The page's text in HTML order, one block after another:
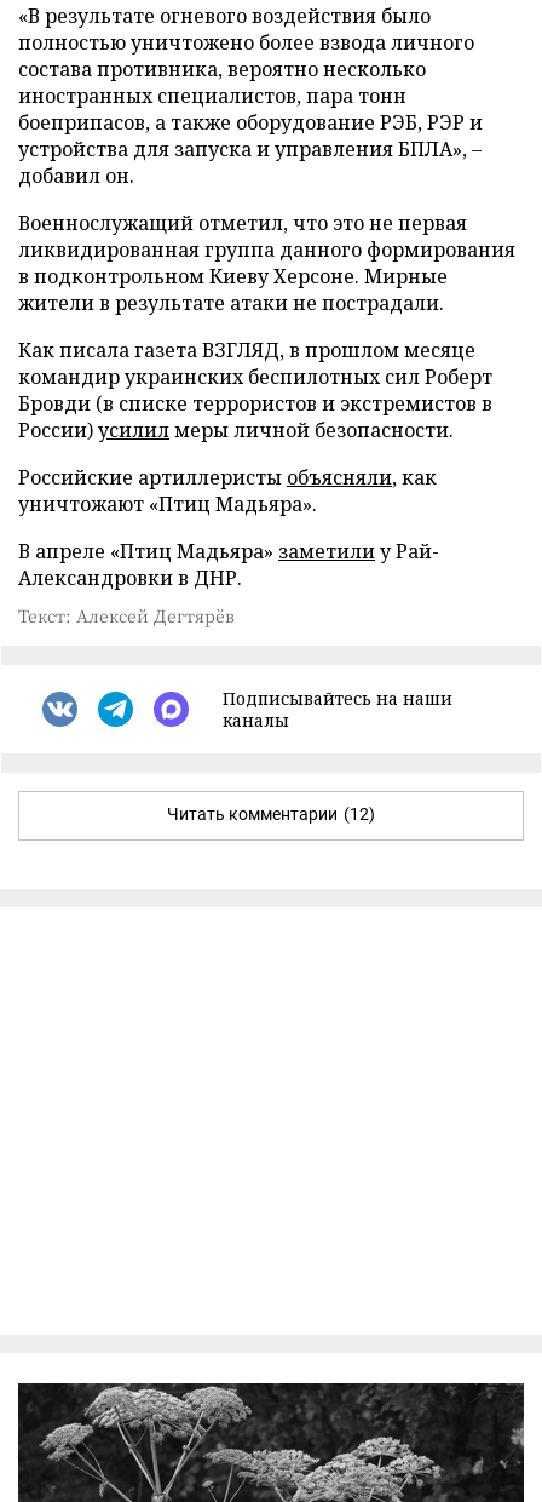
«В результате огневого воздействия было
полностью уничтожено более взвода личного
состава противника, вероятно несколько
иностранных специалистов, пара тонн
боеприпасов, а также оборудование РЭБ, РЭР и
устройства для запуска и управления БПЛА», –
добавил он.
Военнослужащий отметил, что это не первая
ликвидированная группа данного формирования
в подконтрольном Киеву Херсоне. Мирные
жители в результате атаки не пострадали.
Как писала газета ВЗГЛЯД, в прошлом месяце
командир украинских беспилотных сил Роберт
Бровди (в списке террористов и экстремистов в
России)усилилмеры личной безопасности.
Российские артиллеристы объясняли, как
уничтожают «Птиц Мадьяра».
В апреле «Птиц Мадьяра» заметилиу Рай-
Александровки в ДНР.
Текст: Алексей Дегтярёв
Подписывайтесь на наши
каналы
Читать комментарии (12)